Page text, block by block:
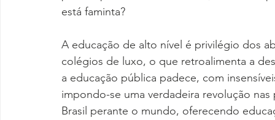
está faminta?
A educação de alto nível é privilégio dos
colégios de luxo, o que retroalimenta a
a educação pública padece, com
impondo-se uma verdadeira revolução
Brasil perante o mundo, oferecendo